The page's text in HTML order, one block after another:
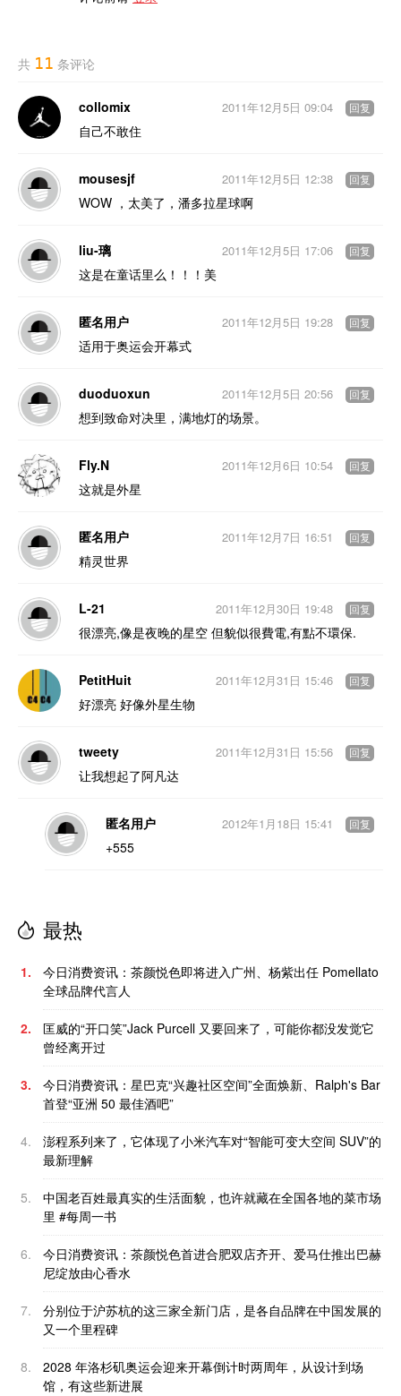
共 11 条评论
collomix
自己不敢住
2011年12月5日 09:04 回复
mousesjf
WOW ，太美了，潘多拉星球啊
2011年12月5日 12:38 回复
liu-璃
这是在童话里么！！！美
2011年12月5日 17:06 回复
匿名用户
适用于奥运会开幕式
2011年12月5日 19:28 回复
duoduoxun
想到致命对决里，满地灯的场景。
2011年12月5日 20:56 回复
Fly.N
这就是外星
2011年12月6日 10:54 回复
匿名用户
精灵世界
2011年12月7日 16:51 回复
L-21
很漂亮,像是夜晚的星空 但貌似很費電,有點不環保.
2011年12月30日 19:48 回复
PetitHuit
好漂亮 好像外星生物
2011年12月31日 15:46 回复
tweety
让我想起了阿凡达
2011年12月31日 15:56 回复
匿名用户
+555
2012年1月18日 15:41 回复
最热
1.
今日消费资讯：茶颜悦色即将进入广州、杨紫出任 Pomellato
全球品牌代言人
2.
匡威的“开口笑”Jack Purcell 又要回来了，可能你都没发觉它
曾经离开过
3.
今日消费资讯：星巴克“兴趣社区空间”全面焕新、Ralph's Bar
首登“亚洲 50 最佳酒吧”
4.
澎程系列来了，它体现了小米汽车对“智能可变大空间 SUV”的
最新理解
5.
中国老百姓最真实的生活面貌，也许就藏在全国各地的菜市场
里 #每周一书
6.
今日消费资讯：茶颜悦色首进合肥双店齐开、爱马仕推出巴赫
尼绽放由心香水
7.
分别位于沪苏杭的这三家全新门店，是各自品牌在中国发展的
又一个里程碑
8.
2028 年洛杉矶奥运会迎来开幕倒计时两周年，从设计到场
馆，有这些新进展